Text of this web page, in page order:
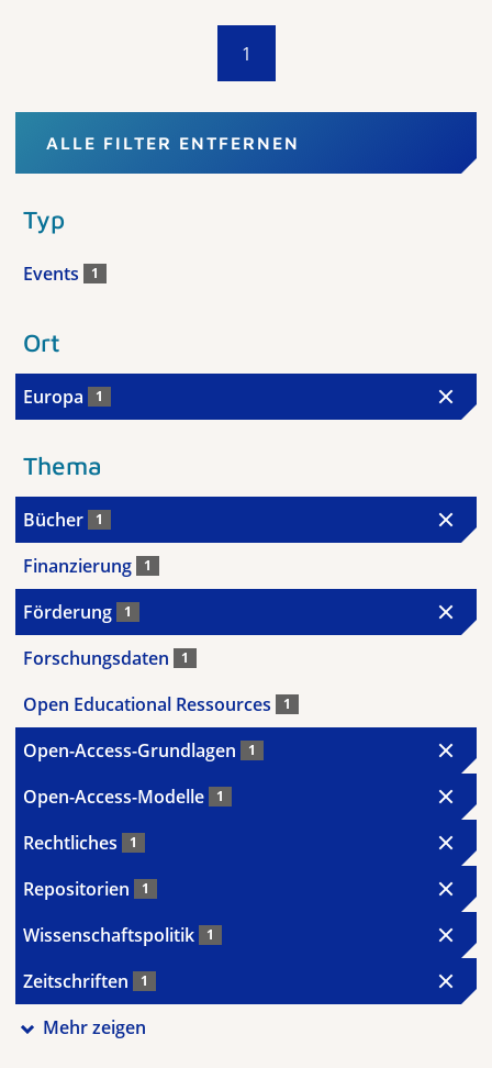
1
ALLE FILTER ENTFERNEN
Typ
Events 1
Ort
Europa 1
Thema
Bücher 1
Finanzierung 1
Förderung 1
Forschungsdaten 1
Open Educational Ressources 1
Open-Access-Grundlagen 1
Open-Access-Modelle 1
Rechtliches 1
Repositorien 1
Wissenschaftspolitik 1
Zeitschriften 1
Mehr zeigen